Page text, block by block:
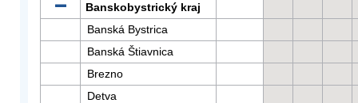
Banskobystrický kraj
Banská Bystrica
Banská Štiavnica
Brezno
Detva